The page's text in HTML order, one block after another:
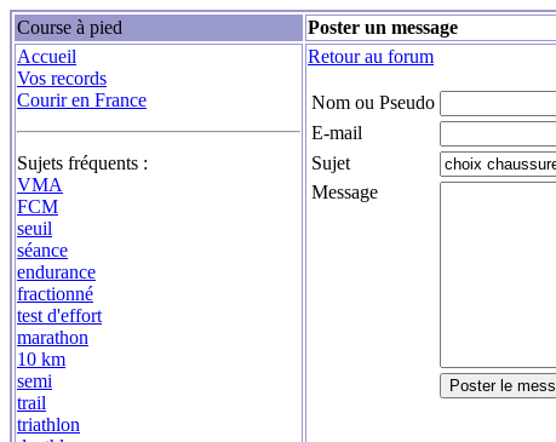
Course à pied
Poster un message
Accueil
Vos records
Courir en France
Sujets fréquents :
VMA
FCM
seuil
séance
endurance
fractionné
test d'effort
marathon
10 km
semi
trail
triathlon
Retour au forum
Nom ou Pseudo
E-mail
Sujet
Message